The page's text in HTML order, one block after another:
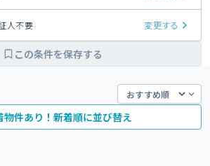
人不要 変更する
この条件を保存する
物件あり！新着順に並び替え